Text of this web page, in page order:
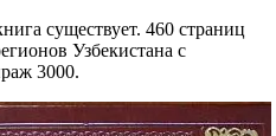
существует. 460 страниц
Узбекистана с
3000.